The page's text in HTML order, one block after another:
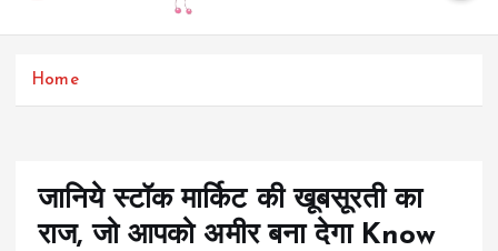
c
Home
जानिये स्टॉक मार्किट की खूबसूरती का
राज, जो आपको अमीर बना देगा Know